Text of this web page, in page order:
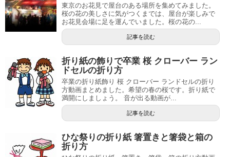
東京のお花見で屋台のある場所を集めてみました。
桜の花の美しさに気がつくまでは、屋台が楽しみで
お花見会場に足を運んでいました。桜の花の...
記事を読む
折り紙の飾りで卒業 桜 クローバー ラン
ドセルの折り方
卒業の折り紙飾り 桜 クローバー ランドセルの折り
方動画まとめました。希望の春の桜です。折り紙で
満開にしましょう。 音が出る動画が...
記事を読む
ひな祭りの折り紙 箸置きと箸袋と箱の
折り方